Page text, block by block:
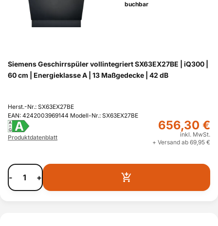
buchbar
Siemens Geschirrspüler vollintegriert SX63EX27BE | iQ300 |
60 cm | Energieklasse A | 13 Maßgedecke | 42 dB
Herst.-Nr.: SX63EX27BE
EAN: 4242003969144 Modell-Nr.: SX63EX27BE
A
G
A
Produktdatenblatt
656,30 €
inkl. MwSt.
+ Versand ab 69,95 €
- +